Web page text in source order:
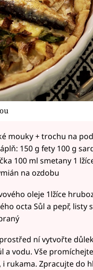
mouky + trochu na
150 g fety 100 g
100 ml smetany 1
na ozdobu
oleje 1lžíce
octa Sůl a pepř, listy
ní vytvořte
a vodu. Vše
rukama. Zpracujte do